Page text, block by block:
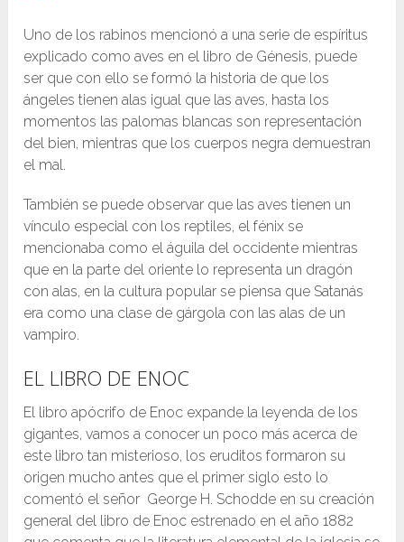
Uno de los rabinos mencionó a una serie de espíritus
explicado como aves en el libro de Génesis, puede
ser que con ello se formó la historia de que los
ángeles tienen alas igual que las aves, hasta los
momentos las palomas blancas son representación
del bien, mientras que los cuerpos negra demuestran
el mal.
También se puede observar que las aves tienen un
vínculo especial con los reptiles, el fénix se
mencionaba como el águila del occidente mientras
que en la parte del oriente lo representa un dragón
con alas, en la cultura popular se piensa que Satanás
era como una clase de gárgola con las alas de un
vampiro.
EL LIBRO DE ENOC
El libro apócrifo de Enoc expande la leyenda de los
gigantes, vamos a conocer un poco más acerca de
este libro tan misterioso, los eruditos formaron su
origen mucho antes que el primer siglo esto lo
comentó el señor George H. Schodde en su creación
general del libro de Enoc estrenado en el año 1882